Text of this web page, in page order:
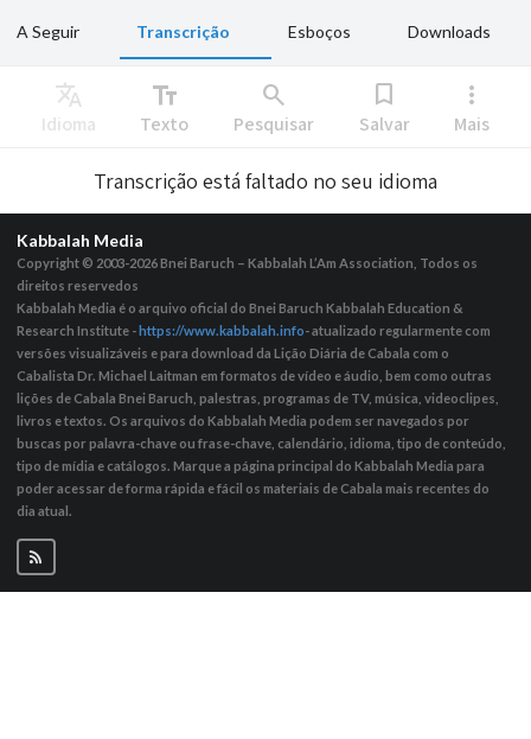
A Seguir Transcrição Esboços Downloads
Translate
Idioma
text_fields
Texto
search
Pesquisar
bookmark
Salvar
more_vert
Mais
Transcrição está faltado no seu idioma
Kabbalah Media
Copyright © 2003-2026Bnei Baruch – Kabbalah L’Am Association, Todos os
direitos reservedos
Kabbalah Media é o arquivo oficial do Bnei Baruch Kabbalah Education &
Research Institute - https://www.kabbalah.info- atualizado regularmente com
versões visualizáveis ​​e para download da Lição Diária de Cabala com o
Cabalista Dr. Michael Laitman em formatos de vídeo e áudio, bem como outras
lições de Cabala Bnei Baruch, palestras, programas de TV, música, videoclipes,
livros e textos. Os arquivos do Kabbalah Media podem ser navegados por
buscas por palavra-chave ou frase-chave, calendário, idioma, tipo de conteúdo,
tipo de mídia e catálogos. Marque a página principal do Kabbalah Media para
poder acessar de forma rápida e fácil os materiais de Cabala mais recentes do
dia atual.